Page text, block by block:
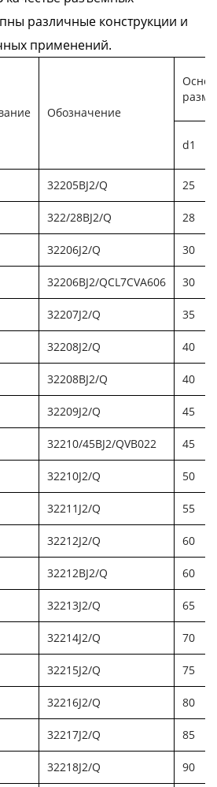
различные конструкции и
применений.
Обозначение
d1
32205BJ2/Q 25
322/28BJ2/Q 28
32206J2/Q 30
32206BJ2/QCL7CVA606 30
32207J2/Q 35
32208J2/Q 40
32208BJ2/Q 40
32209J2/Q 45
32210/45BJ2/QVB022 45
32210J2/Q 50
32211J2/Q 55
32212J2/Q 60
32212BJ2/Q 60
32213J2/Q 65
32214J2/Q 70
32215J2/Q 75
32216J2/Q 80
32217J2/Q 85
32218J2/Q 90